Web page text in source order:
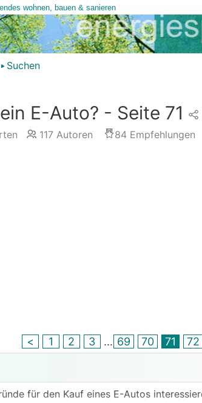
Suchen
E-Auto? - Seite 71
117Autoren 84Empfehlungen
< 1 2 3 ... 69 70 71 72
für den Kauf eines E-Autos